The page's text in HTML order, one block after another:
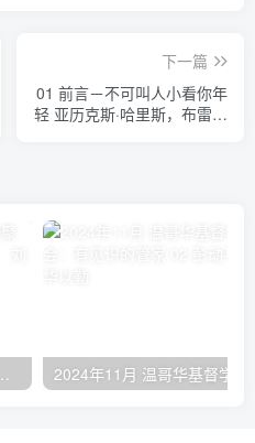
下一篇
01 前言－不可叫人小看你年
轻 亚历克斯·哈里斯，布雷特
会（帖后1：1-5） 刘志雄